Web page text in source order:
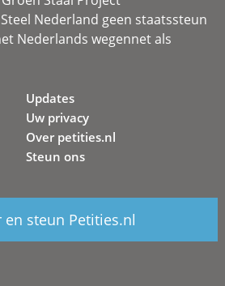
Nederland geen staatssteun
Nederlands wegennet als
Updates
Uw privacy
Over petities.nl
Steun ons
en steun Petities.nl